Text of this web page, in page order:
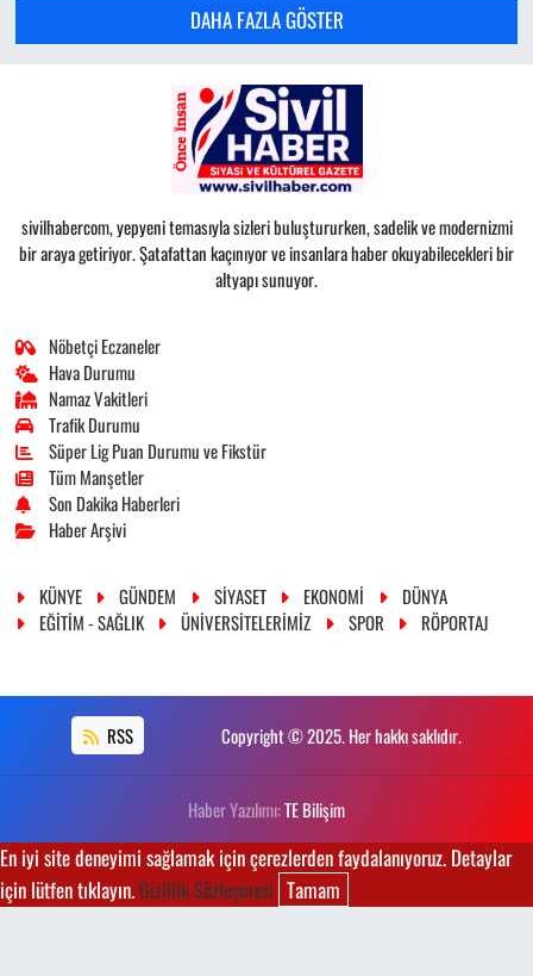
DAHA FAZLA GÖSTER
sivilhabercom, yepyeni temasıyla sizleri buluştururken, sadelik ve modernizmi
bir araya getiriyor. Şatafattan kaçınıyor ve insanlara haber okuyabilecekleri bir
altyapı sunuyor.
Nöbetçi Eczaneler
Hava Durumu
Namaz Vakitleri
Trafik Durumu
Süper Lig Puan Durumu ve Fikstür
Tüm Manşetler
Son Dakika Haberleri
Haber Arşivi
KÜNYE GÜNDEM SİYASET EKONOMİ
DÜNYA
EĞİTİM - SAĞLIK
ÜNİVERSİTELERİMİZ SPOR RÖPORTAJ
RSS Copyright © 2025. Her hakkı saklıdır.
Haber Yazılımı:TE Bilişim
En iyi site deneyimi sağlamak için çerezlerden faydalanıyoruz. Detaylar
için lütfen tıklayın.Gizlilik Sözleşmesi Tamam